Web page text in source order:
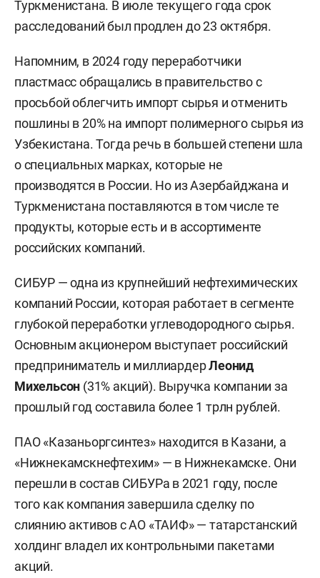
Туркменистана. В июле текущего года срок
расследований был продлен до 23 октября.
Напомним, в 2024 году переработчики
пластмасс обращались в правительство с
просьбой облегчить импорт сырья и отменить
пошлины в 20% на импорт полимерного сырья из
Узбекистана. Тогда речь в большей степени шла
о специальных марках, которые не
производятся в России. Но из Азербайджана и
Туркменистана поставляются в том числе те
продукты, которые есть и в ассортименте
российских компаний.
СИБУР — одна из крупнейший нефтехимических
компаний России, которая работает в сегменте
глубокой переработки углеводородного сырья.
Основным акционером выступает российский
предприниматель и миллиардерЛеонид
Михельсон (31% акций). Выручка компании за
прошлый год составила более 1 трлн рублей.
ПАО «Казаньоргсинтез» находится в Казани, а
«Нижнекамскнефтехим» — в Нижнекамске. Они
перешли в состав СИБУРа в 2021 году, после
того как компания завершила сделку по
слиянию активов с АО «ТАИФ» — татарстанский
холдинг владел их контрольными пакетами
акций.